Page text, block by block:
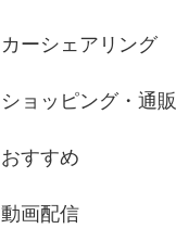
カーシェアリング
ショッピング・通販
おすすめ
動画配信